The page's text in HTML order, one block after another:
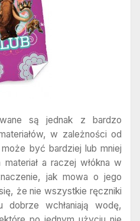
są jednak z bardzo
w zależności od
być bardziej lub mniej
a raczej włókna w
jak mowa o jego
że nie wszystkie ręczniki
wchłaniają wodę,